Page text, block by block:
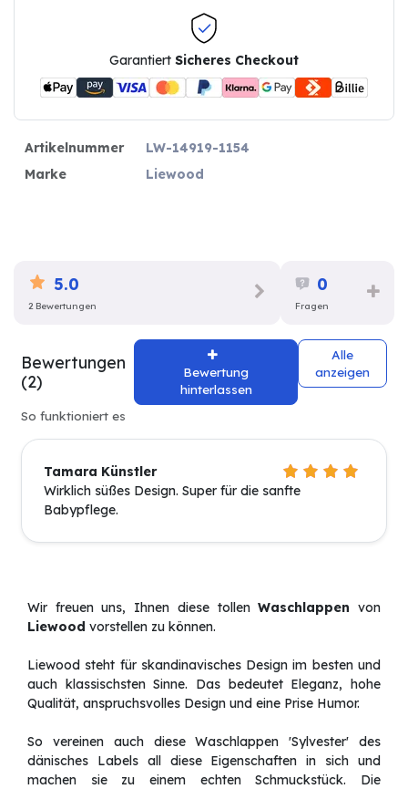
Garantiert Sicheres Checkout
Artikelnummer
LW-14919-1154
Marke
Liewood
5.0
2 Bewertungen
0
Fragen
Bewertungen
(2)
Bewertung
hinterlassen
Alle
anzeigen
So funktioniert es
Tamara Künstler
Wirklich süßes Design. Super für die sanfte
Babypflege.
Wir freuen uns, Ihnen diese tollenWaschlappen von
Liewood vorstellen zu können.
Liewood steht für skandinavisches Design im besten und
auch klassischsten Sinne. Das bedeutet Eleganz, hohe
Qualität, anspruchsvolles Design und eine Prise Humor.
So vereinen auch diese Waschlappen 'Sylvester' des
dänisches Labels all diese Eigenschaften in sich und
machen sie zu einem echten Schmuckstück. Die